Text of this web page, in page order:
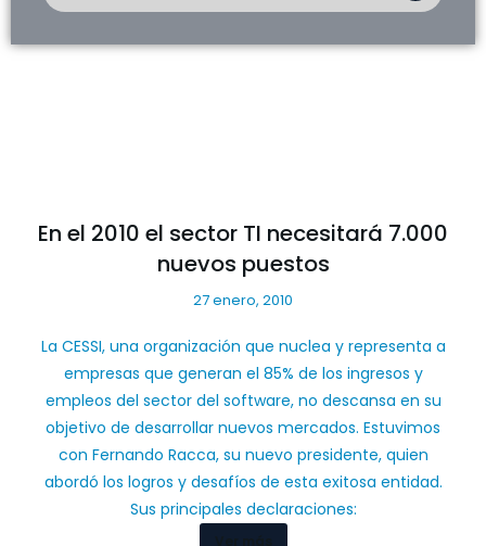
En el 2010 el sector TI necesitará 7.000
nuevos puestos
27 enero, 2010
La CESSI, una organización que nuclea y representa a
empresas que generan el 85% de los ingresos y
empleos del sector del software, no descansa en su
objetivo de desarrollar nuevos mercados. Estuvimos
con Fernando Racca, su nuevo presidente, quien
abordó los logros y desafíos de esta exitosa entidad.
Sus principales declaraciones: